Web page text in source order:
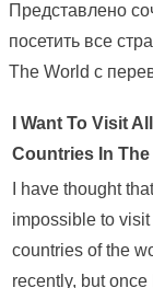
Представлено
посетить все
The World с
I Want To Visit All
Countries In The
I have thought
impossible to visit
countries of the
recently, but once